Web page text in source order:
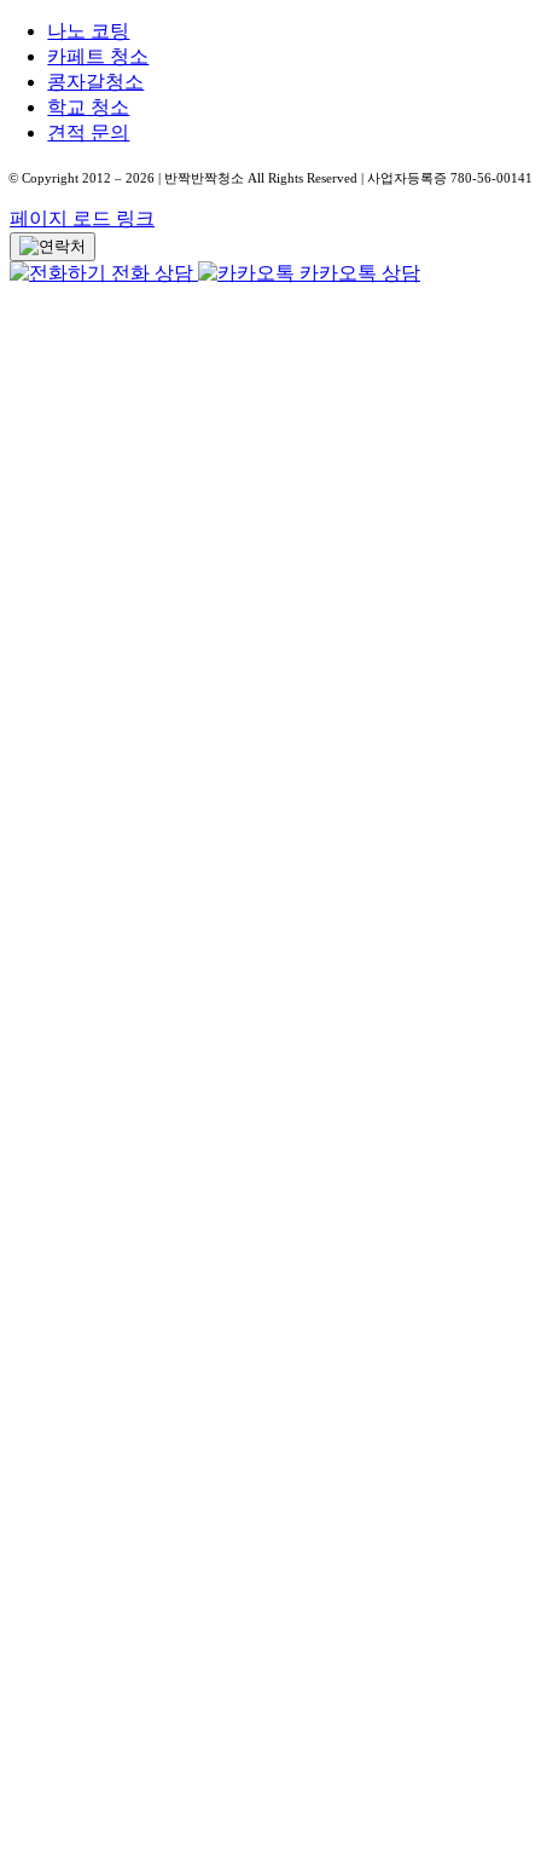
나노 코팅
카페트 청소
콩자갈청소
학교 청소
견적 문의
© Copyright 2012 – 2026 | 반짝반짝청소 All Rights Reserved | 사업자등록증 780-56-00141
페이지 로드 링크
전화 상담
카카오톡 상담